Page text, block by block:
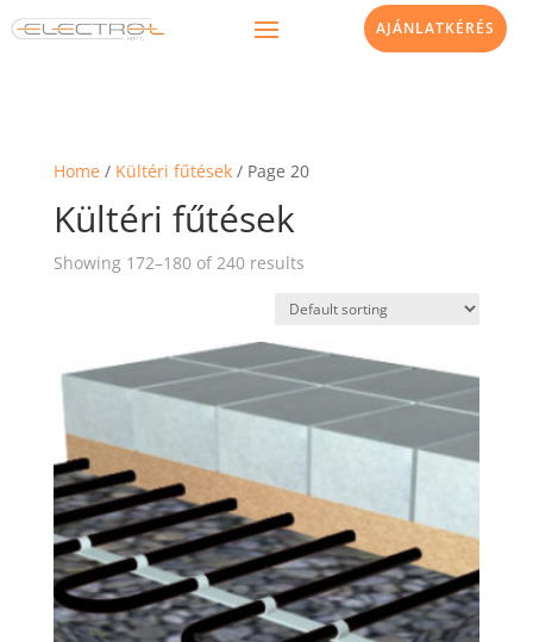
AJÁNLATKÉRÉS
Home / Kültéri fűtések/ Page 20
Kültéri fűtések
Showing 172–180 of 240 results